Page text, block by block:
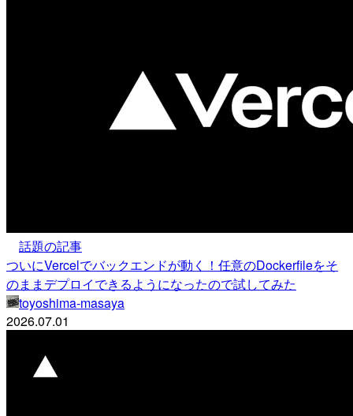
話題の記事
ついにVercelでバックエンドが動く！任意のDockerfileをそ
のままデプロイできるようになったので試してみた
toyoshima-masaya
2026.07.01